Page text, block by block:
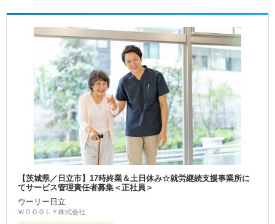
【茨城県／日立市】17時終業＆土日休み☆就労継続支援事業所に
てサービス管理責任者募集＜正社員＞
ウーリー日立
ＷＯＯＯＬＹ株式会社